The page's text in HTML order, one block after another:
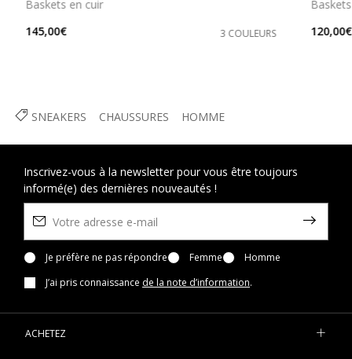
SNEAKERS CHAUSSURES HOMME
Baskets en cuir
145,00€
3 COULEURS
120,00€
Inscrivez-vous à la newsletter pour vous être toujours
informé(e) des dernières nouveautés !
Je préfère ne pas répondre Femme
Homme
J’ai pris connaissance de la note d’information.
ACHETEZ